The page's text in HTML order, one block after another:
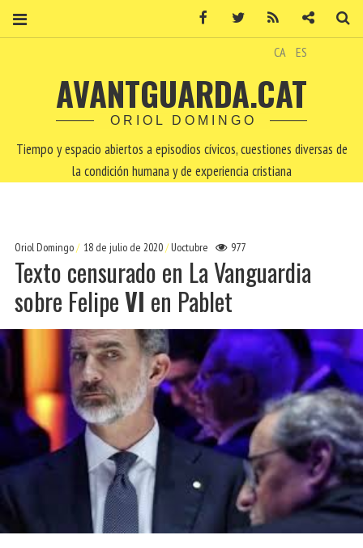
CA ES
AVANTGUARDA.CAT
ORIOL DOMINGO
Tiempo y espacio abiertos a episodios cívicos, cuestiones diversas de
la condición humana y de experiencia cristiana
Oriol Domingo 18 de julio de 2020 Uoctubre 977
Texto censurado en La Vanguardia
sobre FelipeVI en Pablet
Facebook Twitter Contacto